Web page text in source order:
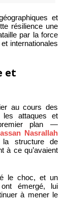
et
résilience une
par la force
internationales
et
au cours des
les attaques et
plan —
Nasrallah
la structure de
à ce qu’avaient
le choc, et un
ont émergé, lui
à mener le